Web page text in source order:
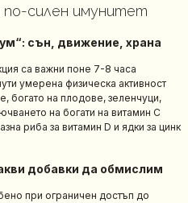
силен имунитет
сън, движение, храна
са важни поне 7-8 часа
умерена физическа активност
богато на плодове, зеленчуци,
на богати на витамин C
риба за витамин D и ядки за цинк
добавки да обмислим
при ограничен достъп до